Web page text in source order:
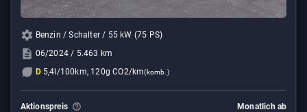
Benzin / Schalter / 55 kW (75 PS)
06/2024 / 5.463 km
D 5,4l/100km, 120g CO2/km(komb.)
Aktionspreis Monatlich ab